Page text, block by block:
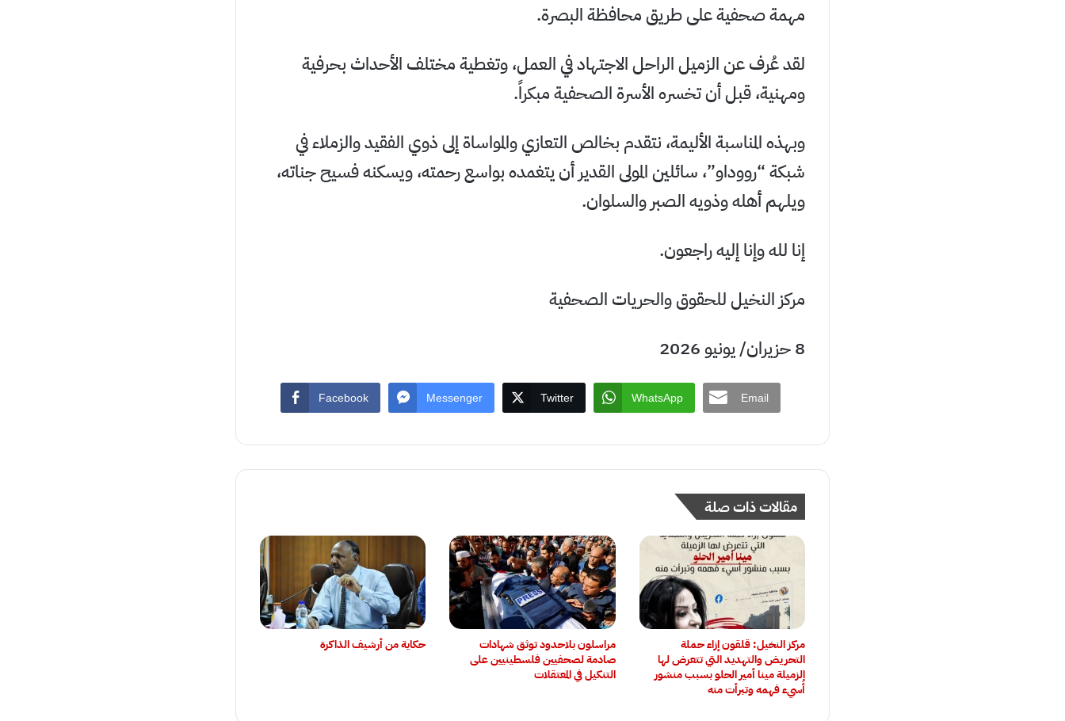
مهمة صحفية على طريق محافظة البصرة.
لقد عُرف عن الزميل الراحل الاجتهاد في العمل، وتغطية مختلف الأحداث بحرفية
ومهنية، قبل أن تخسره الأسرة الصحفية مبكراً.
وبهذه المناسبة الأليمة، نتقدم بخالص التعازي والمواساة إلى ذوي الفقيد والزملاء في
شبكة “رووداو”، سائلين المولى القدير أن يتغمده بواسع رحمته، ويسكنه فسيح جناته،
ويلهم أهله وذويه الصبر والسلوان.
إنا لله وإنا إليه راجعون.
مركز النخيل للحقوق والحريات الصحفية
8 حزيران/ يونيو 2026
Facebook Messenger Twitter WhatsApp Email
مقالات ذات صلة
مركز النخيل: قلقون إزاء حملة
التحريض والتهديد التي تتعرض لها
الزميلة مينا أمير الحلو بسبب منشور
أُسيء فهمه وتبرأت منه
‏مراسلون بلاحدود توثق شهادات
صادمة لصحفيين فلسطينيين على
التنكيل في المعتقلات
حكاية من أرشيف الذاكرة